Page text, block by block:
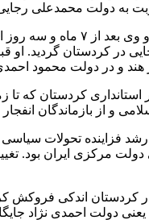
هشت روز سکاندار مدیریت عالی دولت
و در دولت محمود
کرد این رشد فزاینده
دولت احمدی نژاد جایگاه